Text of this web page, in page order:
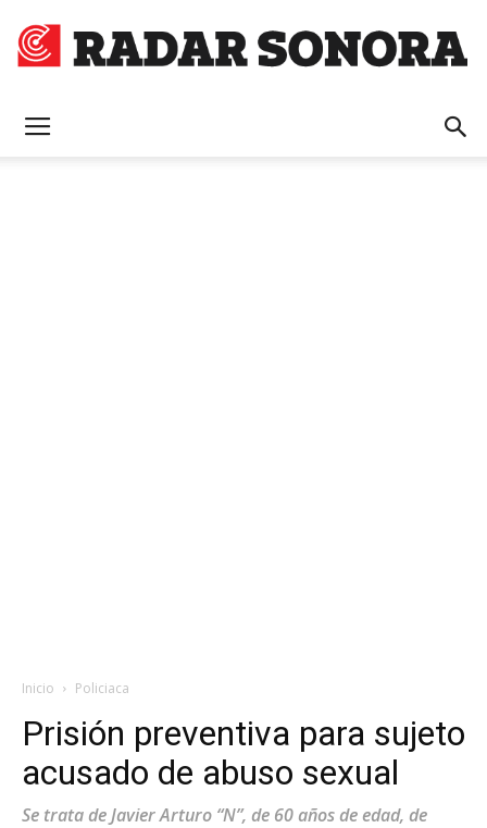
Inicio Policiaca
Prisión preventiva para sujeto
acusado de abuso sexual
Se trata de Javier Arturo “N”, de 60 años de edad, de